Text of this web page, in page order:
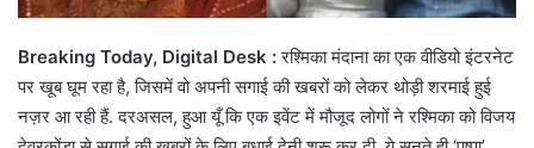
Breaking Today, Digital Desk :रश्मिका मंदाना का एक वीडियो इंटरनेट
पर खूब घूम रहा है, जिसमें वो अपनी सगाई की खबरों को लेकर थोड़ी शरमाई हुई
नज़र आ रही हैं. दरअसल, हुआ यूँ कि एक इवेंट में मौजूद लोगों ने रश्मिका को विजय